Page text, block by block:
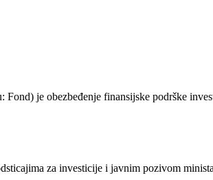
je obezbeđenje finansijske podrške
za investicije i javnim pozivom